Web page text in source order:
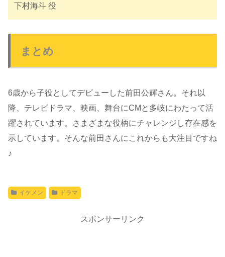
下村海斗 役
まとめ
6歳から子役としてデビューした前田公輝さん。それ以
降、テレビドラマ、映画、舞台にCMと多岐にわたって活
躍されています。さまざまな役柄にチャレンジし存在感を
示しています。そんな前田さんにこれからも大注目ですね
♪
イケメン ドラマ
スポンサーリンク